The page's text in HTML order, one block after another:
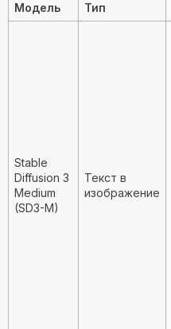
Модель Тип
Stable
Diffusion 3
Medium
(SD3-M)
Текст в
изображение